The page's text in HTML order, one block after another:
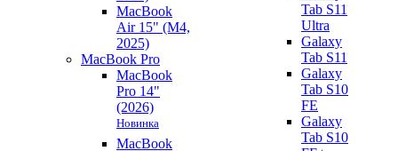
MacBook
Air 15" (M4,
2025)
MacBook Pro
MacBook
Pro 14"
(2026)
Новинка
MacBook
Tab S11
Ultra
Galaxy
Tab S11
Galaxy
Tab S10
FE
Galaxy
Tab S10